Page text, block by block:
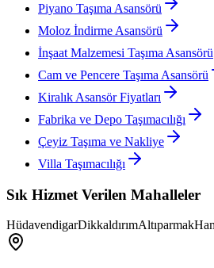
Piyano Taşıma Asansörü
Moloz İndirme Asansörü
İnşaat Malzemesi Taşıma Asansörü
Cam ve Pencere Taşıma Asansörü
Kiralık Asansör Fiyatları
Fabrika ve Depo Taşımacılığı
Çeyiz Taşıma ve Nakliye
Villa Taşımacılığı
Sık Hizmet Verilen Mahalleler
HüdavendigarDikkaldırımAltıparmak